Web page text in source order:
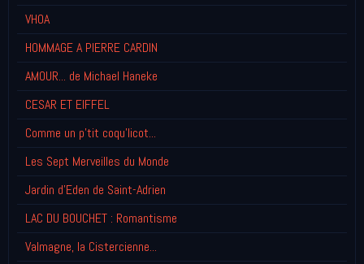
VHOA
HOMMAGE A PIERRE CARDIN
AMOUR... de Michael Haneke
CESAR ET EIFFEL
Comme un p'tit coqu'licot...
Les Sept Merveilles du Monde
Jardin d'Eden de Saint-Adrien
LAC DU BOUCHET : Romantisme
Valmagne, la Cistercienne...